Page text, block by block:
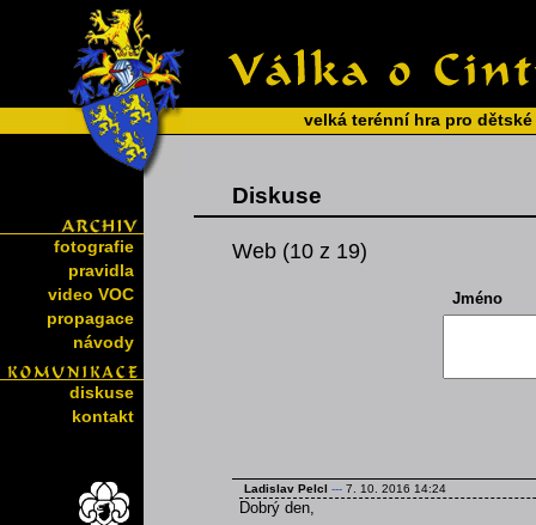
velká terénní hra pro
fotografie
pravidla
video VOC
propagace
návody
diskuse
kontakt
Diskuse
Web (10 z 19)
Jméno
Ladislav Pelcl --- 7. 10. 2016 14:24
Dobrý den,